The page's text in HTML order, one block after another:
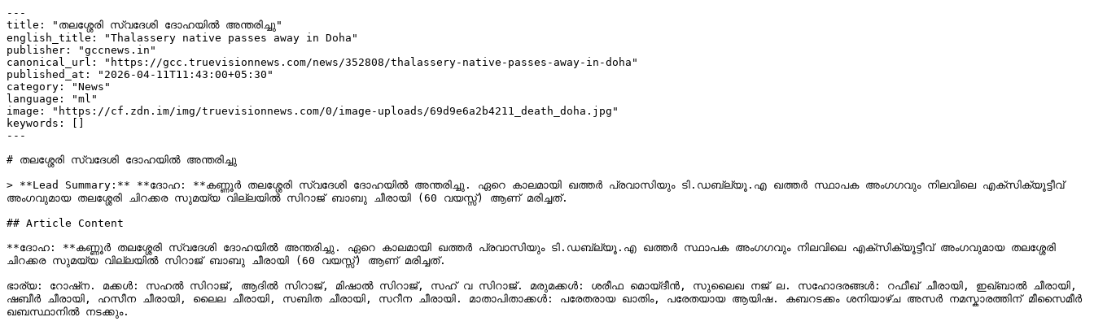
---
title: "തലശ്ശേരി സ്വദേശി ദോഹയിൽ അന്തരിച്ചു"
english_title: "Thalassery native passes away in Doha"
publisher: "gccnews.in"
canonical_url: "https://gcc.truevisionnews.com/news/352808/thalassery-native-passes-away-in-doha"
published_at: "2026-04-11T11:43:00+05:30"
category: "News"
language: "ml"
image: "https://cf.zdn.im/img/truevisionnews.com/0/image-uploads/69d9e6a2b4211_death_doha.jpg"
keywords: []
---
# തലശ്ശേരി സ്വദേശി ദോഹയിൽ അന്തരിച്ചു
> **Lead Summary:** **ദോഹ: **കണ്ണൂർ തലശ്ശേരി സ്വദേശി ദോഹയിൽ അന്തരിച്ചു. ഏറെ കാലമായി ഖത്തർ പ്രവാസിയും ടി.ഡബ്ല്യൂ.എ ഖത്തർ സ്ഥാപക അംഗഗവും നിലവിലെ എക്സിക്യൂട്ടീവ്
അംഗവുമായ തലശ്ശേരി ചിറക്കര സുമയ്യ വില്ലയിൽ സിറാജ് ബാബു ചീരായി (60 വയസ്സ്) ആണ് മരിച്ചത്.
## Article Content
**ദോഹ: **കണ്ണൂർ തലശ്ശേരി സ്വദേശി ദോഹയിൽ അന്തരിച്ചു. ഏറെ കാലമായി ഖത്തർ പ്രവാസിയും ടി.ഡബ്ല്യൂ.എ ഖത്തർ സ്ഥാപക അംഗഗവും നിലവിലെ എക്സിക്യൂട്ടീവ് അംഗവുമായ തലശ്ശേരി
ചിറക്കര സുമയ്യ വില്ലയിൽ സിറാജ് ബാബു ചീരായി (60 വയസ്സ്) ആണ് മരിച്ചത്.
ഭാര്യ: റോഷ്‌ന. മക്കൾ: സഹൽ സിറാജ്, ആദിൽ സിറാജ്, മിഷാൽ സിറാജ്, സഹ് വ സിറാജ്. മരുമക്കൾ: ശരീഫ മൊയ്‌ദീൻ, സുലൈഖ നജ് ല. സഹോദരങ്ങൾ: റഫീഖ് ചീരായി, ഇഖ്‌ബാൽ ചീരായി,
ഷബീർ ചീരായി, ഹസീന ചീരായി, ലൈല ചീരായി, സബിത ചീരായി, സറീന ചീരായി. മാതാപിതാക്കൾ: പരേതരായ ഖാതിം, പരേതയായ ആയിഷ. കബറടക്കം ശനിയാഴ്ച അസർ നമസ്കാരത്തിന് മീസൈമീർ
ഖബസ്ഥാനിൽ നടക്കും.